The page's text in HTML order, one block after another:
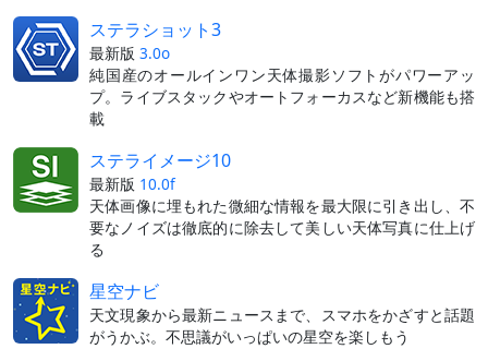
ステラショット3
最新版 3.0o
純国産のオールインワン天体撮影ソフトがパワーアッ
プ。ライブスタックやオートフォーカスなど新機能も搭
載
ステライメージ10
最新版 10.0f
天体画像に埋もれた微細な情報を最大限に引き出し、不
要なノイズは徹底的に除去して美しい天体写真に仕上げ
る
星空ナビ
天文現象から最新ニュースまで、スマホをかざすと話題
がうかぶ。不思議がいっぱいの星空を楽しもう